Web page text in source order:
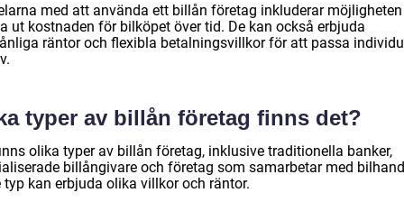
med att använda ett billån företag inkluderar
ut kostnaden för bilköpet över tid. De kan också erbjuda
räntor och flexibla betalningsvillkor för att passa
typer av billån företag finns det?
olika typer av billån företag, inklusive traditionella banker,
billångivare och företag som samarbetar med
typ kan erbjuda olika villkor och räntor.